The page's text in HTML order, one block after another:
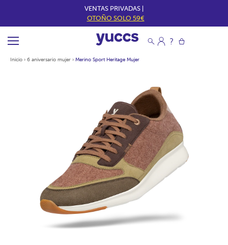
VENTAS PRIVADAS |
OTOÑO SOLO 59€
Inicio › 6 aniversario mujer › Merino Sport Heritage Mujer